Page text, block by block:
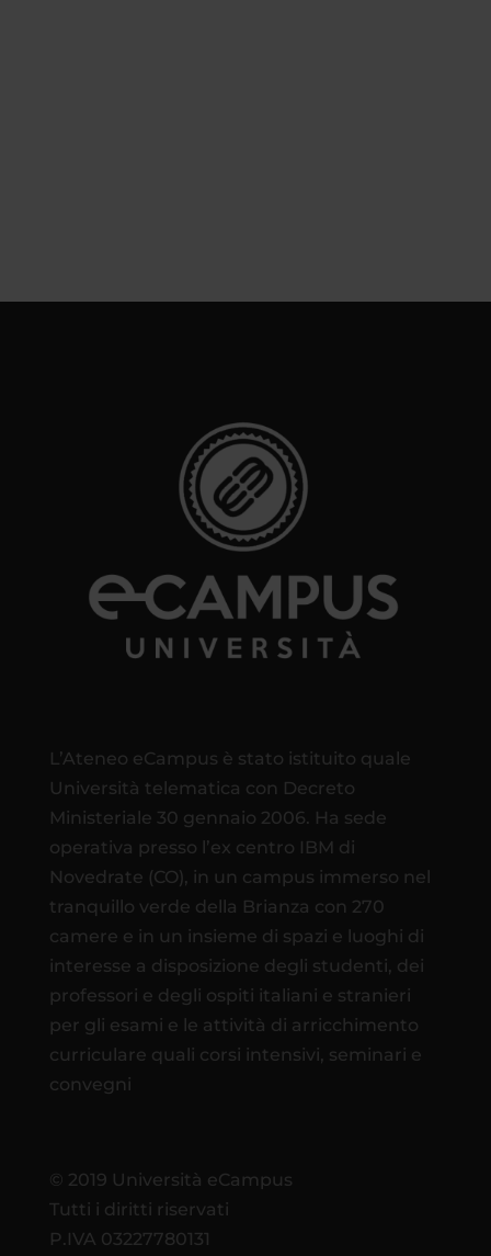
L’Ateneo eCampus è stato istituito quale
Università telematica con Decreto
Ministeriale 30 gennaio 2006. Ha sede
operativa presso l’ex centro IBM di
Novedrate (CO), in un campus immerso nel
tranquillo verde della Brianza con 270
camere e in un insieme di spazi e luoghi di
interesse a disposizione degli studenti, dei
professori e degli ospiti italiani e stranieri
per gli esami e le attività di arricchimento
curriculare quali corsi intensivi, seminari e
convegni
© 2019 Università eCampus
Tutti i diritti riservati
P.IVA 03227780131